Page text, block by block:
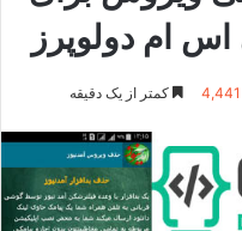
ام دولوپرز
4,441 کمتر از یک دقیقه